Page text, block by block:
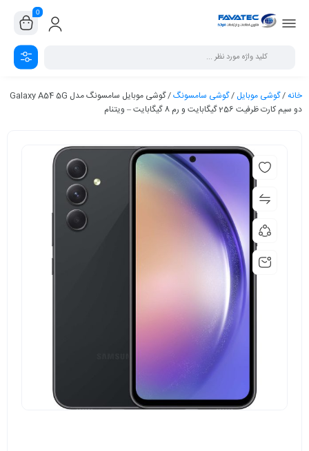
0
خانه/گوشی موبایل /گوشی سامسونگ
/ گوشی موبایل سامسونگ مدل Galaxy A54 5G
دو سیم کارت ظرفیت 256 گیگابایت و رم 8 گیگابایت – ویتنام